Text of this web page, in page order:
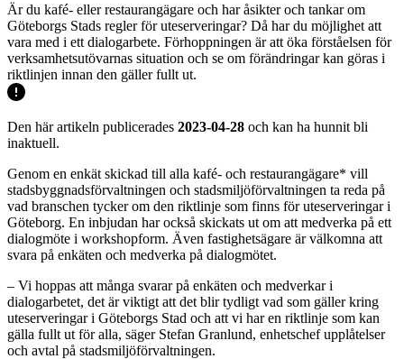
Är du kafé- eller restaurangägare och har åsikter och tankar om
Göteborgs Stads regler för uteserveringar? Då har du möjlighet att
vara med i ett dialogarbete. Förhoppningen är att öka förståelsen för
verksamhetsutövarnas situation och se om förändringar kan göras i
riktlinjen innan den gäller fullt ut.
Den här artikeln publicerades 2023-04-28 och kan ha hunnit bli
inaktuell.
Genom en enkät skickad till alla kafé- och restaurangägare* vill
stadsbyggnadsförvaltningen och stadsmiljöförvaltningen ta reda på
vad branschen tycker om den riktlinje som finns för uteserveringar i
Göteborg. En inbjudan har också skickats ut om att medverka på ett
dialogmöte i workshopform. Även fastighetsägare är välkomna att
svara på enkäten och medverka på dialogmötet.
– Vi hoppas att många svarar på enkäten och medverkar i
dialogarbetet, det är viktigt att det blir tydligt vad som gäller kring
uteserveringar i Göteborgs Stad och att vi har en riktlinje som kan
gälla fullt ut för alla, säger Stefan Granlund, enhetschef upplåtelser
och avtal på stadsmiljöförvaltningen.